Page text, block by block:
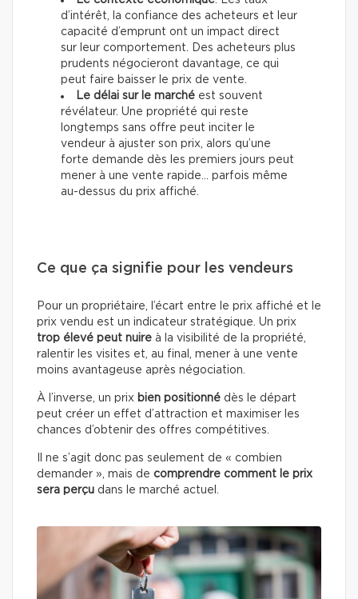
d’intérêt, la confiance des acheteurs et leur
capacité d’emprunt ont un impact direct
sur leur comportement. Des acheteurs plus
prudents négocieront davantage, ce qui
peut faire baisser le prix de vente.
Le délai sur le marché est souvent
révélateur. Une propriété qui reste
longtemps sans offre peut inciter le
vendeur à ajuster son prix, alors qu’une
forte demande dès les premiers jours peut
mener à une vente rapide… parfois même
au-dessus du prix affiché.
Ce que ça signifie pour les vendeurs
Pour un propriétaire, l’écart entre le prix affiché et le
prix vendu est un indicateur stratégique. Un prix
trop élevé peut nuire à la visibilité de la propriété,
ralentir les visites et, au final, mener à une vente
moins avantageuse après négociation.
À l’inverse, un prix bien positionné dès le départ
peut créer un effet d’attraction et maximiser les
chances d’obtenir des offres compétitives.
Il ne s’agit donc pas seulement de « combien
demander », mais de comprendre comment le prix
sera perçu dans le marché actuel.